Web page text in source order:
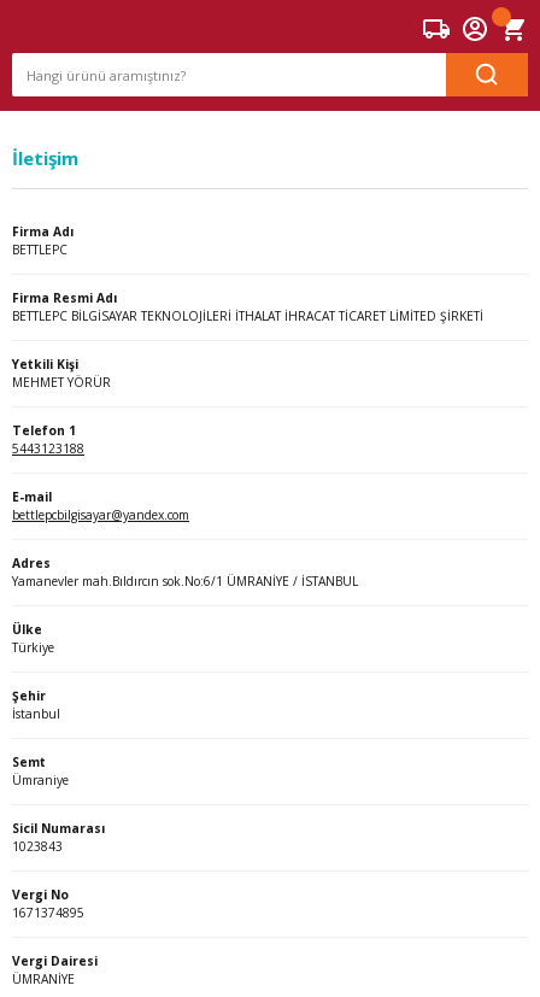
İletişim
Firma Adı
BETTLEPC
Firma Resmi Adı
BETTLEPC BİLGİSAYAR TEKNOLOJİLERİ İTHALAT İHRACAT TİCARET LİMİTED ŞİRKETİ
Yetkili Kişi
MEHMET YÖRÜR
Telefon 1
5443123188
E-mail
bettlepcbilgisayar@yandex.com
Adres
Yamanevler mah.Bıldırcın sok.No:6/1 ÜMRANİYE / İSTANBUL
Ülke
Türkiye
Şehir
İstanbul
Semt
Ümraniye
Sicil Numarası
1023843
Vergi No
1671374895
Vergi Dairesi
ÜMRANİYE